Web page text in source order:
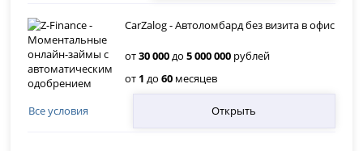
CarZalog - Автоломбард без визита в офис
от30 000до5 000 000 рублей
от 1 до60 месяцев
Все условия Открыть